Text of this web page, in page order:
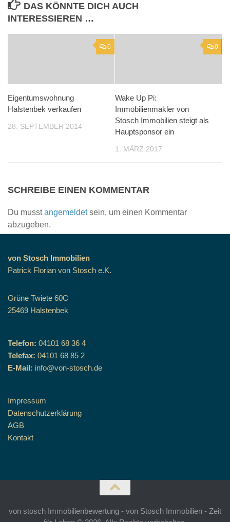
DAS KÖNNTE DICH AUCH
INTERESSIEREN …
0
Eigentumswohnung
Halstenbek verkaufen
28. SEPTEMBER 2014
0
Wake Up Pi:
Immobilienmakler von
Stosch Immobilien steigt als
Hauptsponsor ein
1. MÄRZ 2017
SCHREIBE EINEN KOMMENTAR
Du musstangemeldetsein, um einen Kommentar
abzugeben.
von Stosch Immobilien
Patrick Florian von Stosch e.K.
Grüne Twiete 60C
25469 Halstenbek
Telefon: 04101 68 36 4
Telefax: 04101 68 85 2
E-Mail: info@von-stosch.de
Impressum
Datenschutzerklärung
AGB
Kontakt
von stosch Immobilienbewertung - von Stosch Immobilien - Zeit